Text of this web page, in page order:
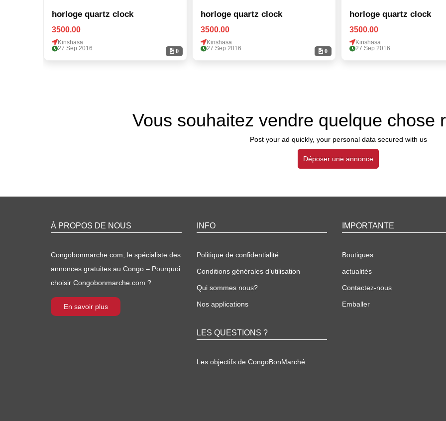
0
horloge quartz clock
3500.00
Kinshasa
27 Sep 2016
0
horloge quartz clock
3500.00
Kinshasa
27 Sep 2016
horloge quartz clock
3500.00
Kinshasa
27 Sep 2016
Vous souhaitez vendre quelque chose
Post your ad quickly, your personal data secured with us
Déposer une annonce
À PROPOS DE NOUS
Congobonmarche.com, le spécialiste des
annonces gratuites au Congo – Pourquoi
choisir Congobonmarche.com ?
En savoir plus
INFO
Politique de confidentialité
Conditions générales d’utilisation
Qui sommes nous?
Nos applications
LES QUESTIONS ?
Les objectifs de CongoBonMarché.
IMPORTANTE
Boutiques
actualités
Contactez-nous
Emballer